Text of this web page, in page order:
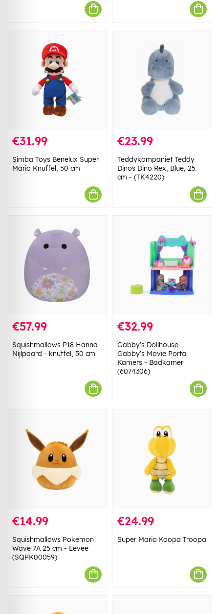
€31.99
Simba Toys Benelux Super
Mario Knuffel, 50 cm
€23.99
Teddykompaniet Teddy
Dinos Dino Rex, Blue, 25
cm - (TK4220)
€57.99
Squishmallows P18 Hanna
Nijlpaard - knuffel, 50 cm
€32.99
Gabby's Dollhouse
Gabby's Movie Portal
Kamers - Badkamer
(6074306)
€14.99
Squishmallows Pokemon
Wave 7A 25 cm - Eevee
(SQPK00059)
€24.99
Super Mario Koopa Troopa